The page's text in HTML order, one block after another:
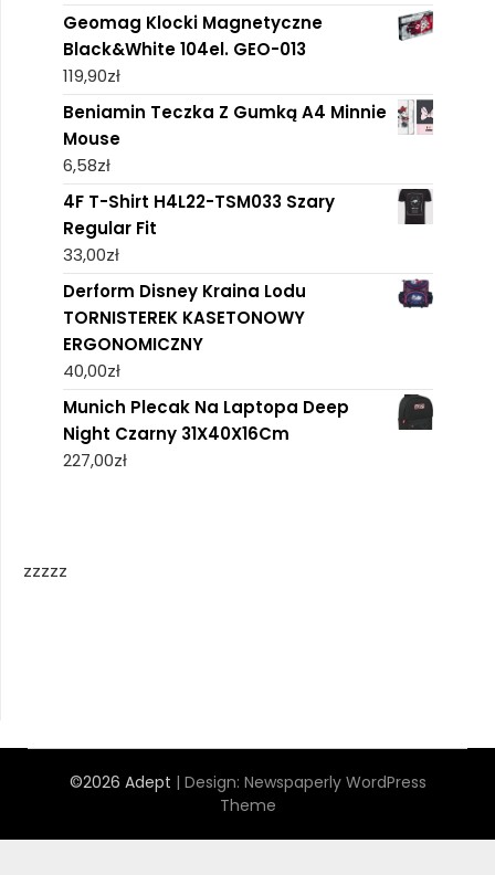
Geomag Klocki Magnetyczne
Black&White 104el. GEO-013
119,90zł
Beniamin Teczka Z Gumką A4 Minnie
Mouse
6,58zł
4F T-Shirt H4L22-TSM033 Szary
Regular Fit
33,00zł
Derform Disney Kraina Lodu
TORNISTEREK KASETONOWY
ERGONOMICZNY
40,00zł
Munich Plecak Na Laptopa Deep
Night Czarny 31X40X16Cm
227,00zł
zzzzz
©2026 Adept | Design: Newspaperly WordPress
Theme